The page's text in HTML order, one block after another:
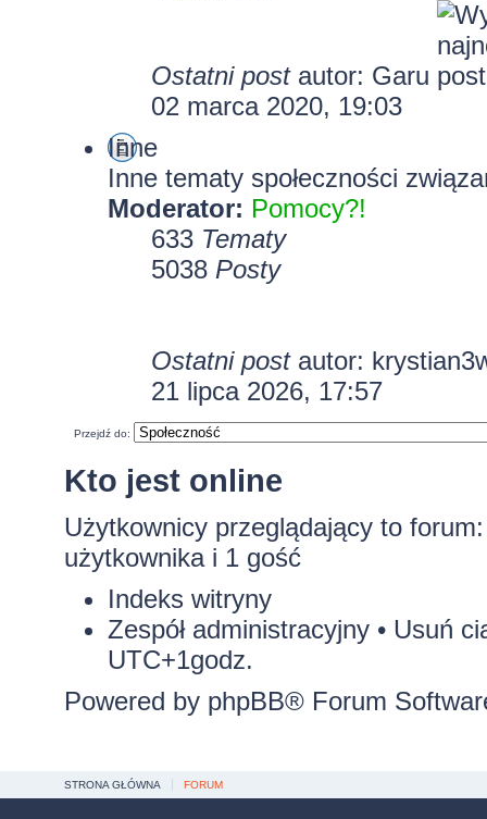
Ostatni postautor: Garu
02 marca 2020, 19:03
Inne
Inne tematy społeczności
Moderator: Pomocy?!
633 Tematy
5038 Posty
Ostatni postautor:
21 lipca 2026, 17:57
Przejdź do:
Kto jest online
Użytkownicy przeglądający to
użytkownika i 1 gość
Indeks witryny
Zespół administracyjny• Usuń
UTC+1godz.
Powered by phpBB® Forum
STRONA GŁÓWNA FORUM